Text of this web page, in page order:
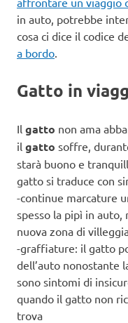
in auto, potrebbe
cosa ci dice il codice
a bordo
Gatto in
Il gatto non ama
il gatto soffre,
starà buono e
gatto si traduce con
-continue marcature
spesso la pipì in
nuova zona di
-graffiature: il gatto
dell’auto nonostante
sono sintomi di
quando il gatto non
trova